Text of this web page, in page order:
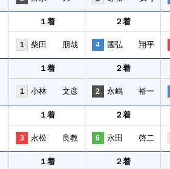
１着 ２着
1 柴田 朋哉 4 國弘 翔平
１着 ２着
1 小林 文彦 2 永嶋 裕一
１着 ２着
3 永松 良教 6 永田 啓二
１着 ２着